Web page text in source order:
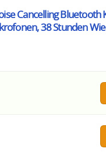
Cancelling Bluetooth
38 Stunden